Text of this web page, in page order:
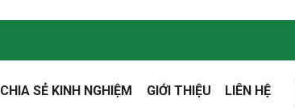
CHIA SẺ KINH NGHIỆM GIỚI THIỆU LIÊN HỆ